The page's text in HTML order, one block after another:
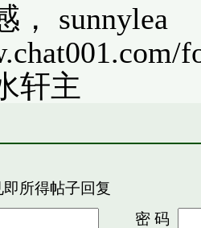
， sunnylea
轩主
即所得帖子回复
密 码